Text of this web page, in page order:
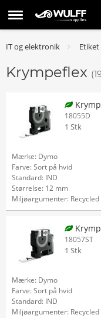
IT og elektronik
Krympeflex
18055D
1 Stk
Mærke: Dymo
Farve: Sort på hvid
Standard: IND
Størrelse: 12 mm
Miljøargumenter: Recycled
18057ST
1 Stk
Mærke: Dymo
Farve: Sort på hvid
Standard: IND
Miljøargumenter: Recycled